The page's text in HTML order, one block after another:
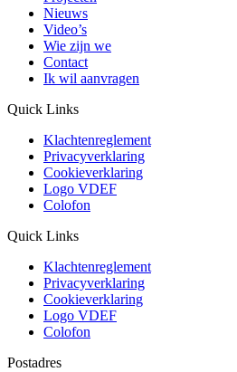
Nieuws
Video’s
Wie zijn we
Contact
Ik wil aanvragen
Quick Links
Klachtenreglement
Privacyverklaring
Cookieverklaring
Logo VDEF
Colofon
Quick Links
Klachtenreglement
Privacyverklaring
Cookieverklaring
Logo VDEF
Colofon
Postadres